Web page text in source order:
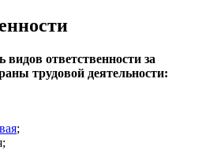
ответственности за
трудовой деятельности:
;